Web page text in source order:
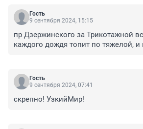
Гость
9 сентября 2024, 15:15
пр Дзержинского за Трикотажной
каждого дождя топит по тяжелой, и
Гость
9 сентября 2024, 07:41
скрепно! УзкийМир!